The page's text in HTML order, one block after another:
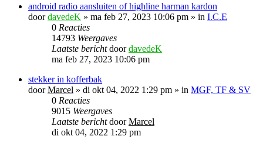
android radio aansluiten of highline harman kardon
doordavedeK » ma feb 27, 2023 10:06 pm » in I.C.E
0 Reacties
14793 Weergaves
Laatste berichtdoordavedeK
ma feb 27, 2023 10:06 pm
stekker in kofferbak
doorMarcel » di okt 04, 2022 1:29 pm » in MGF, TF & SV
0 Reacties
9015 Weergaves
Laatste berichtdoorMarcel
di okt 04, 2022 1:29 pm